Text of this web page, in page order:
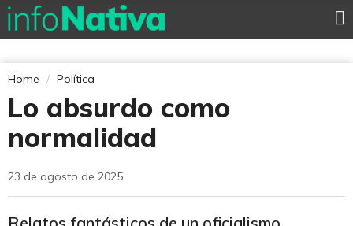
Home Política
Lo absurdo como
normalidad
23 de agosto de 2025